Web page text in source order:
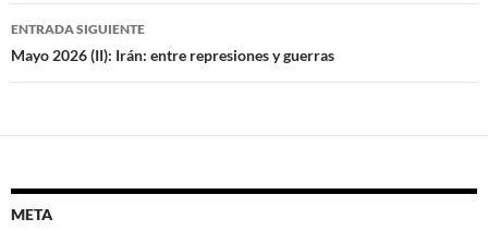
entradas
ENTRADA SIGUIENTE
Mayo 2026 (II): Irán: entre represiones y guerras
META